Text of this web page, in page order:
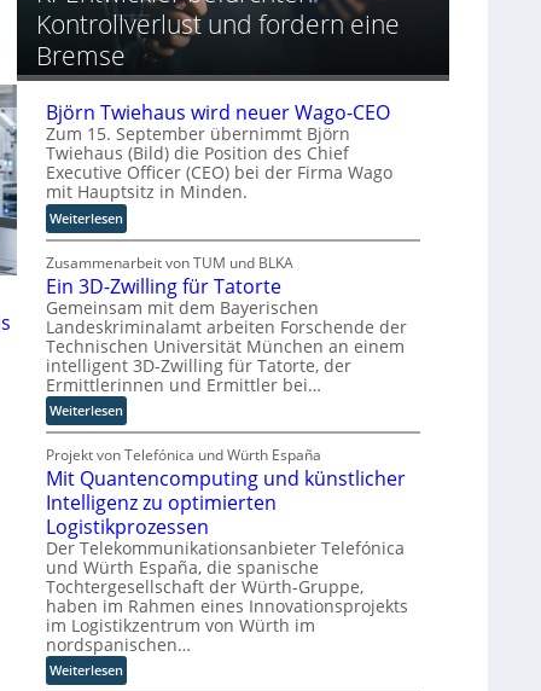
go
r
y
A
u
s
b
a
u
o
p
ä
s
c
h
e
n
R
o
u
t
e
r
-
H
e
r
s
t
e
l
l
e
r
n
a
h
e
A
t
o
m
a
t
i
s
i
e
r
u
n
g
s
l
ö
s
u
n
g
e
n
Kontrollverlust und fordern eine
Bremse
Björn Twiehaus wird neuer Wago-CEO
Zum 15. September übernimmt Björn
Twiehaus (Bild) die Position des Chief
Executive Officer (CEO) bei der Firma Wago
mit Hauptsitz in Minden.
Weiterlesen:
B
j
ö
r
n
T
w
i
e
h
a
u
s
w
i
r
d
n
e
u
e
Zusammenarbeit von TUM und BLKA
Ein 3D-Zwilling für Tatorte
Gemeinsam mit dem Bayerischen
Landeskriminalamt arbeiten Forschende der
Technischen Universität München an einem
intelligent 3D-Zwilling für Tatorte, der
Ermittlerinnen und Ermittler bei…
Weiterlesen:
E
i
n
3
-
Z
w
l
l
i
Projekt von Telefónica und Würth España
Mit Quantencomputing und künstlicher
Intelligenz zu optimierten
Logistikprozessen
Der Telekommunikationsanbieter Telefónica
und Würth España, die spanische
Tochtergesellschaft der Würth-Gruppe,
haben im Rahmen eines Innovationsprojekts
im Logistikzentrum von Würth im
nordspanischen…
Weiterlesen: